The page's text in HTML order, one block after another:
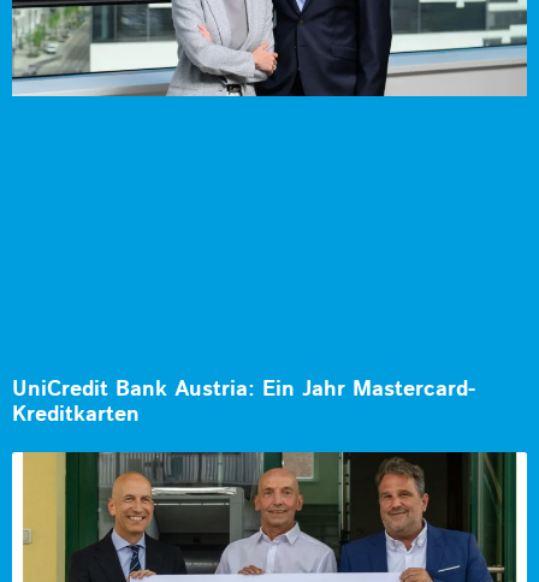
UniCredit Bank Austria: Ein Jahr Mastercard-
Kreditkarten